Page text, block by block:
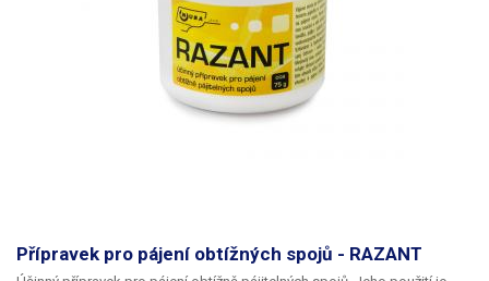
Přípravek pro pájení obtížných spojů - RAZANT